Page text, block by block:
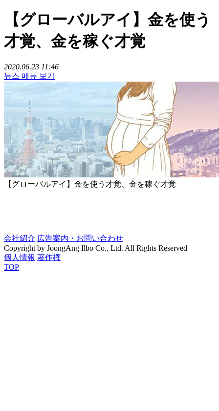
【グローバルアイ】金を使う
才覚、金を稼ぐ才覚
2020.06.23 11:46
뉴스 메뉴 보기
【グローバルアイ】金を使う才覚、金を稼ぐ才覚
会社紹介 広告案内・お問い合わせ
Copyright by JoongAng Ilbo Co., Ltd. All Rights Reserved
個人情報 著作権
TOP